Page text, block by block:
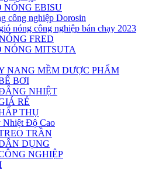
NÓNG EBISU
công nghiệp Dorosin
nóng công nghiệp bán chạy 2023
FRED
NÓNG MITSUTA
NANG MỀM DƯỢC PHẨM
BƠI
NHIỆT
RẺ
THỤ
Nhiệt Độ Cao
TRẦN
DỤNG
NGHIỆP